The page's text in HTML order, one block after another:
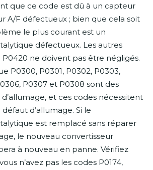
que ce code est dû à un capteur
A/F défectueux ; bien que cela soit
le plus courant est un
défectueux. Les autres
P0420 ne doivent pas être négligés.
P0300, P0301, P0302, P0303,
P0307 et P0308 sont des
et ces codes nécessitent
d’allumage. Si le
est remplacé sans réparer
le nouveau convertisseur
à nouveau en panne. Vérifiez
n’avez pas les codes P0174,